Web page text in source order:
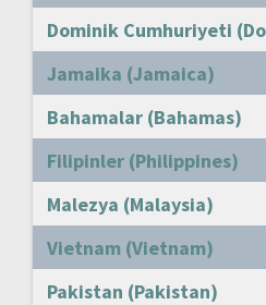
Dominik Cumhuriyeti
Jamaika (Jamaica)
Bahamalar (Bahamas)
Filipinler (Philippines)
Malezya (Malaysia)
Vietnam (Vietnam)
Pakistan (Pakistan)